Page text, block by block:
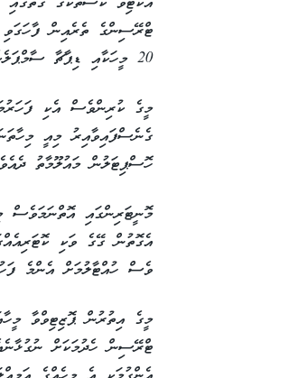
20 މީހަކާއި ޑިޕާޗާ ސާމްޕަލެކެވެ.
މީގެ ކުރިންވެސް އެކި
ގެނެސްފައިވާއިރު މިއީ
ހޮސްޕިޓަލުން މައުލޫމާތު
މޮނީޓަރިންގައި އޮތްނަމަވެސް
އެގޮތުން ގޭގެ ވަކި
ވެސް ހުއްޓާލުމަށް އެންމެ
މީގެ އިތުރުން ޕޮޒިޓިވްވާ
ޓްރޭސިން ހެދުމަކަށް